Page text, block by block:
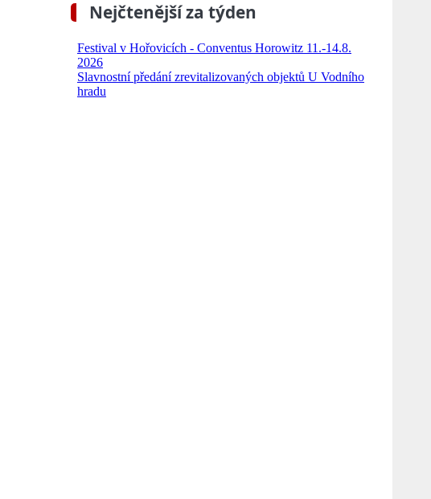
Nejčtenější za týden
Festival v Hořovicích - Conventus Horowitz 11.-14.8.
2026
Slavnostní předání zrevitalizovaných objektů U Vodního
hradu